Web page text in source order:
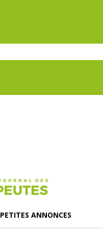
PETITES ANNONCES